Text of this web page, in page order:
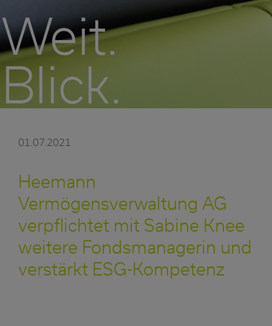
Weit.
Blick.
01.07.2021
Heemann
Vermögensverwaltung AG
verpflichtet mit Sabine Knee
weitere Fondsmanagerin und
verstärkt ESG-Kompetenz